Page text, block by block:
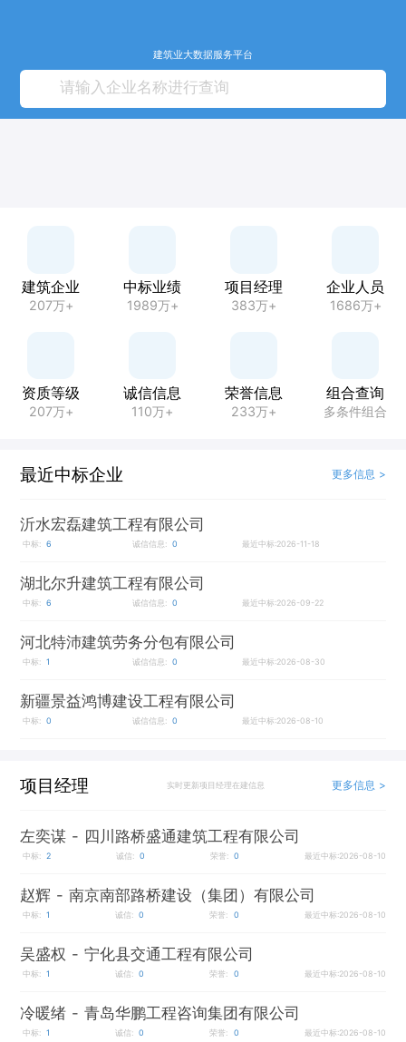
建筑业大数据服务平台
建筑企业
207万+
中标业绩
1989万+
项目经理
383万+
企业人员
1686万+
资质等级
207万+
诚信信息
110万+
荣誉信息
233万+
组合查询
多条件组合
最近中标企业 更多信息 >
沂水宏磊建筑工程有限公司
中标: 6 诚信信息: 0 最近中标:2026-11-18
湖北尔升建筑工程有限公司
中标: 6 诚信信息: 0 最近中标:2026-09-22
河北特沛建筑劳务分包有限公司
中标: 1 诚信信息: 0 最近中标:2026-08-30
新疆景益鸿博建设工程有限公司
中标: 0 诚信信息: 0 最近中标:2026-08-10
项目经理 实时更新项目经理在建信息 更多信息 >
左奕谋 - 四川路桥盛通建筑工程有限公司
中标: 2 诚信: 0 荣誉: 0 最近中标:2026-08-10
赵辉 - 南京南部路桥建设（集团）有限公司
中标: 1 诚信: 0 荣誉: 0 最近中标:2026-08-10
吴盛权 - 宁化县交通工程有限公司
中标: 1 诚信: 0 荣誉: 0 最近中标:2026-08-10
冷暖绪 - 青岛华鹏工程咨询集团有限公司
中标: 1 诚信: 0 荣誉: 0 最近中标:2026-08-10